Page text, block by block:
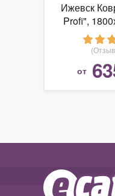
Ижевск
Profi",
от